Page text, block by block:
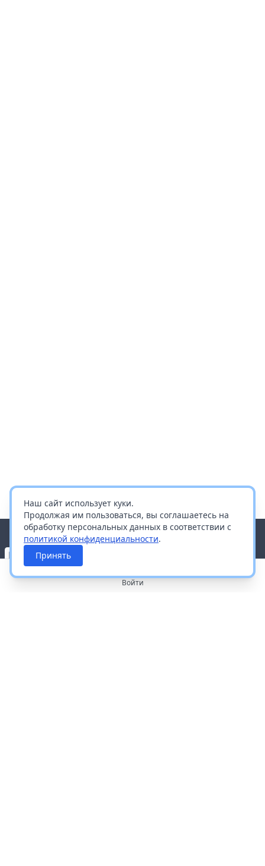
Наш сайт использует куки.
Продолжая им пользоваться, вы соглашаетесь на
обработку персональных данных в соответствии с
политикой конфиденциальности.
Принять
Войти